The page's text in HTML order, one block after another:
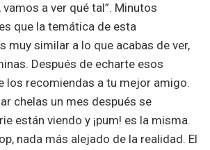
vamos a ver qué tal”. Minutos
que la temática de esta
muy similar a lo que acabas de ver,
Después de echarte esos
los recomiendas a tu mejor amigo.
chelas un mes después se
están viendo y ¡pum! es la misma.
nada más alejado de la realidad. El